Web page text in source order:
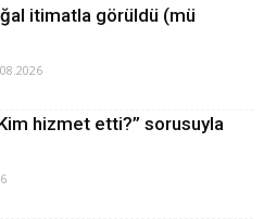
itimatla görüldü (mü
hizmet etti?” sorusuyla